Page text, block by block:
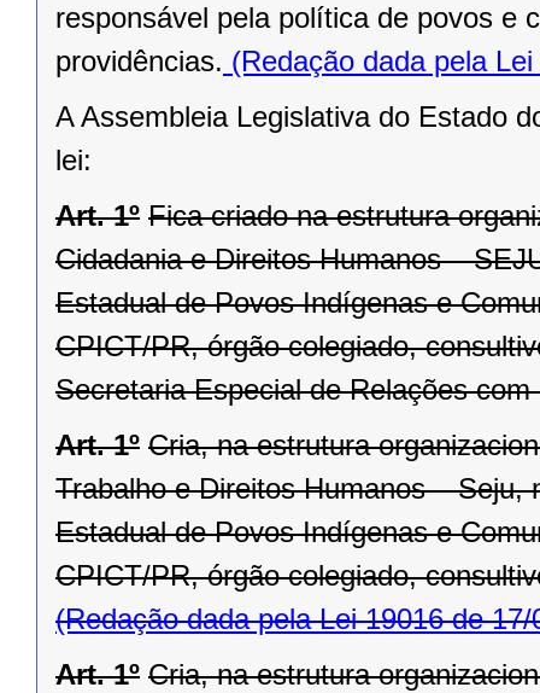
responsável pela política de povos e
providências. (Redação dada pela
A Assembleia Legislativa do Estado
lei:
Art. 1º Fica criado na estrutura
Cidadania e Direitos Humanos –
Estadual de Povos Indígenas e
CPICT/PR, órgão colegiado,
Secretaria Especial de Relações
Art. 1º Cria, na estrutura
Trabalho e Direitos Humanos –
Estadual de Povos Indígenas e
CPICT/PR, órgão colegiado,
(Redação dada pela Lei 19016 de 17/
Art. 1º Cria, na estrutura